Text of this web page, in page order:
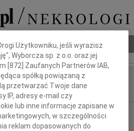
pogrzebowy
Kosmowska
Użytkowniku, jeśli wyrazisz
Wyborcza sp. z o.o. oraz jej
[872 ] Zaufanych Partnerów IAB,
spółką powiązaną z
przetwarzać Twoje dane
IP, adresy e-mail czy
lub inne informacje zapisane w
w szczególności
reklam dopasowanych do